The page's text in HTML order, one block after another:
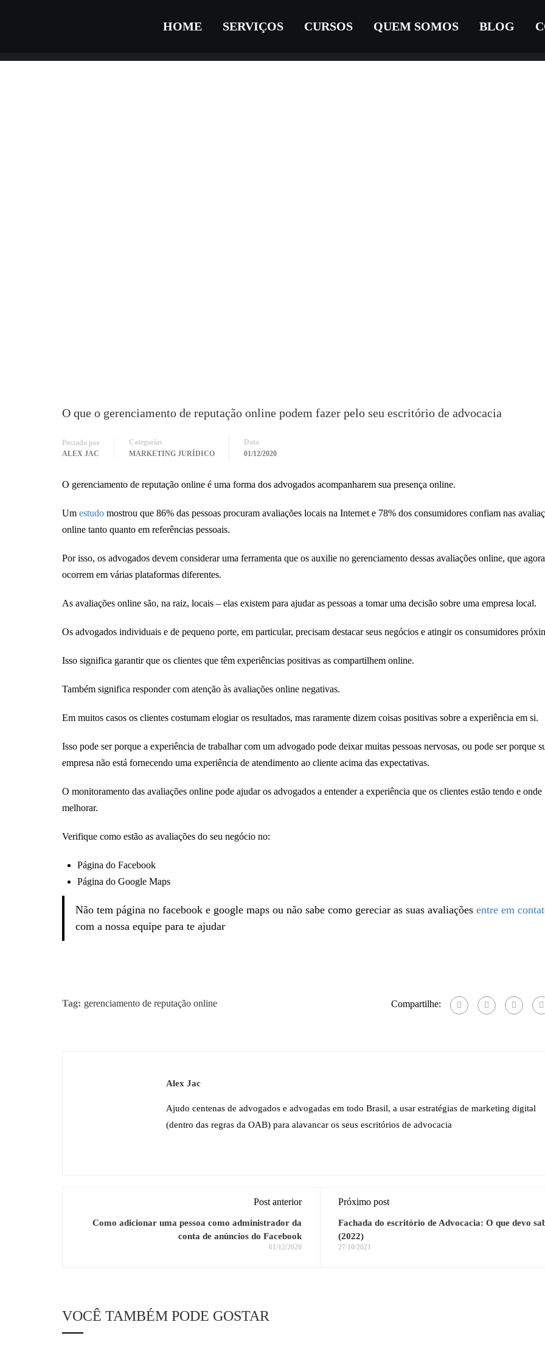
HOME SERVIÇOS CURSOS QUEM SOMOS BLOG
O que o gerenciamento de reputação online podem fazer pelo seu escritório de advocacia
Postado por
ALEX JAC
Categorias
MARKETING JURÍDICO
Data
01/12/2020
O gerenciamento de reputação online é uma forma dos advogados acompanharem sua presença online.
Um estudo mostrou que 86% das pessoas procuram avaliações locais na Internet e 78% dos consumidores confiam nas
online tanto quanto em referências pessoais.
Por isso, os advogados devem considerar uma ferramenta que os auxilie no gerenciamento dessas avaliações online, que agora
ocorrem em várias plataformas diferentes.
As avaliações online são, na raiz, locais – elas existem para ajudar as pessoas a tomar uma decisão sobre uma empresa local.
Os advogados individuais e de pequeno porte, em particular, precisam destacar seus negócios e atingir os consumidores
Isso significa garantir que os clientes que têm experiências positivas as compartilhem online.
Também significa responder com atenção às avaliações online negativas.
Em muitos casos os clientes costumam elogiar os resultados, mas raramente dizem coisas positivas sobre a experiência em si.
Isso pode ser porque a experiência de trabalhar com um advogado pode deixar muitas pessoas nervosas, ou pode ser porque
empresa não está fornecendo uma experiência de atendimento ao cliente acima das expectativas.
O monitoramento das avaliações online pode ajudar os advogados a entender a experiência que os clientes estão tendo e onde
melhorar.
Verifique como estão as avaliações do seu negócio no:
Página do Facebook
Página do Google Maps
Não tem página no facebook e google maps ou não sabe como gereciar as suas avaliações entre em
com a nossa equipe para te ajudar
Tag: gerenciamento de reputação online Compartilhe:
Alex Jac
Ajudo centenas de advogados e advogadas em todo Brasil, a usar estratégias de marketing digital
(dentro das regras da OAB) para alavancar os seus escritórios de advocacia
Post anterior
Como adicionar uma pessoa como administrador da
conta de anúncios do Facebook
01/12/2020
Próximo post
Fachada do escritório de Advocacia: O que devo
(2022)
27/10/2021
VOCÊ TAMBÉM PODE GOSTAR